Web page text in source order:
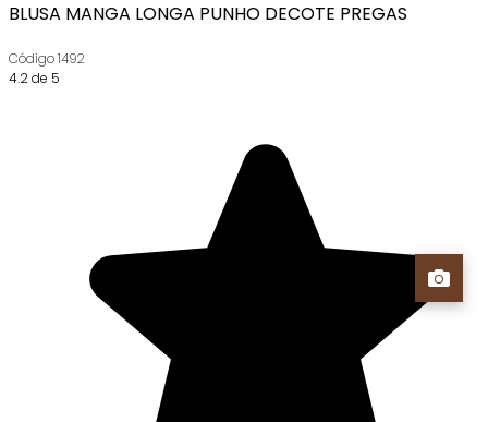
BLUSA MANGA LONGA PUNHO DECOTE PREGAS
Código1492
4.2 de 5